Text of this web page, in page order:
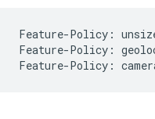
Feature-Policy:
Feature-Policy: